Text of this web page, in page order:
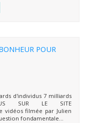
POUR
d'individus 7 milliards
SUR LE SITE
vidéos filmée par Julien
fondamentale...